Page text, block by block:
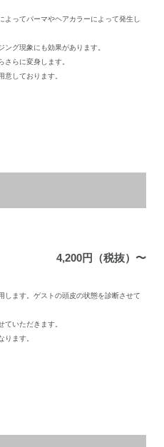
ってパーマやヘアカラーによって発生し
グ現象にも効果があります。
らに変身します。
しております。
4,200円（税抜）〜
します。ゲストの頭皮の状態を診断させて
いただきます。
ります。